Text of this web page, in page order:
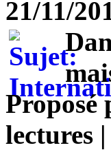
21/11/
lectures |